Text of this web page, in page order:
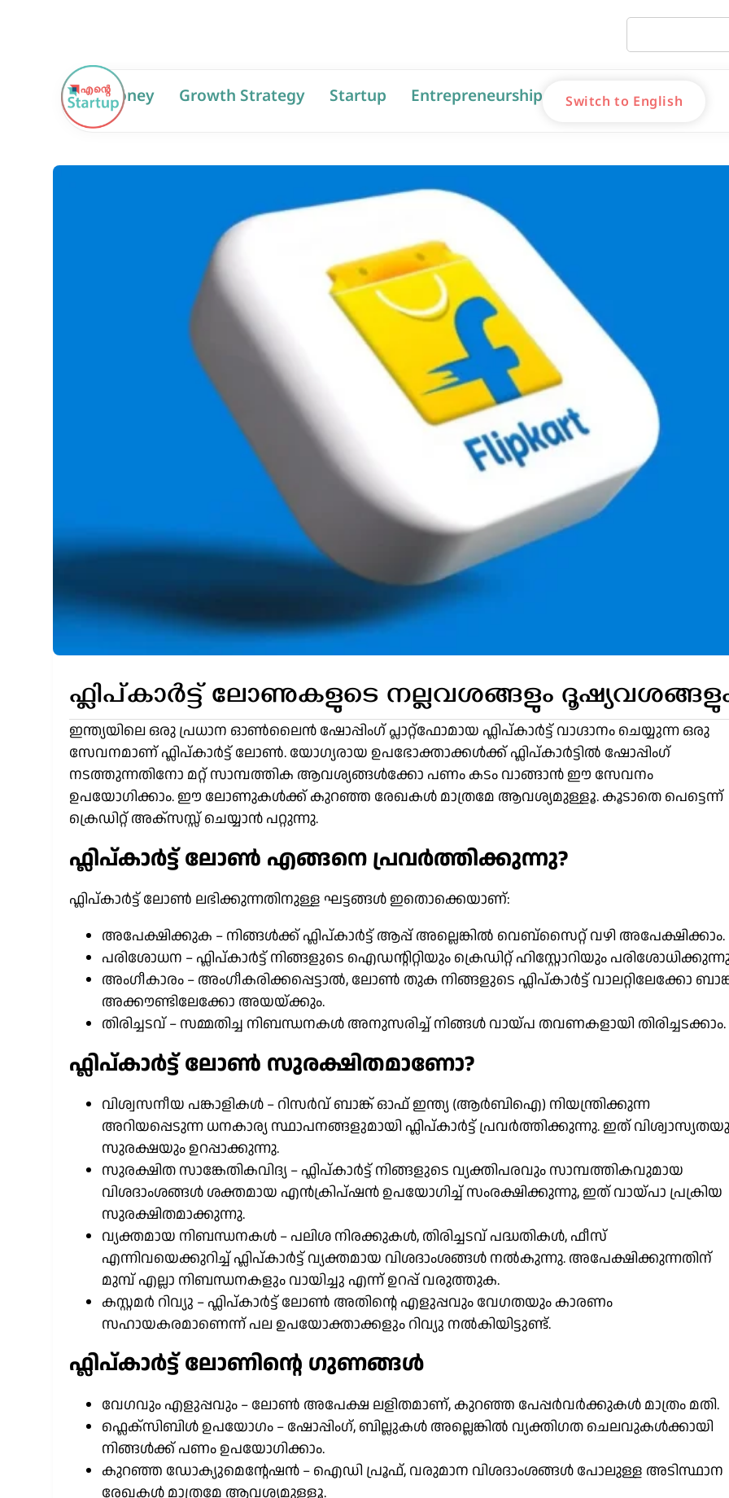
AI Money Growth Strategy Startup Entrepreneurship Switch to English
ഫ്ലിപ്കാർട്ട് ലോണുകളുടെ നല്ലവശങ്ങളും
ഇന്ത്യയിലെ ഒരു പ്രധാന ഓൺലൈൻ ഷോപ്പിംഗ് പ്ലാറ്റ്‌ഫോമായ ഫ്ലിപ്കാർട്ട് വാഗ്ദാനം ചെയ്യുന്ന ഒരു
സേവനമാണ് ഫ്ലിപ്കാർട്ട് ലോൺ. യോഗ്യരായ ഉപഭോക്താക്കൾക്ക് ഫ്ലിപ്കാർട്ടിൽ ഷോപ്പിംഗ്
നടത്തുന്നതിനോ മറ്റ് സാമ്പത്തിക ആവശ്യങ്ങൾക്കോ ​​പണം കടം വാങ്ങാൻ ഈ സേവനം
ഉപയോഗിക്കാം. ഈ ലോണുകൾക്ക് കുറഞ്ഞ രേഖകൾ മാത്രമേ ആവശ്യമുള്ളൂ. കൂടാതെ പെട്ടെന്ന്
ക്രെഡിറ്റ് അക്സസ്സ് ചെയ്യാൻ പറ്റുന്നു.
ഫ്ലിപ്കാർട്ട് ലോൺ എങ്ങനെ പ്രവർത്തിക്കുന്നു?
ഫ്ലിപ്കാർട്ട് ലോൺ ലഭിക്കുന്നതിനുള്ള ഘട്ടങ്ങൾ ഇതൊക്കെയാണ്:
അപേക്ഷിക്കുക – നിങ്ങൾക്ക് ഫ്ലിപ്കാർട്ട് ആപ്പ് അല്ലെങ്കിൽ വെബ്സൈറ്റ് വഴി അപേക്ഷിക്കാം.
പരിശോധന – ഫ്ലിപ്കാർട്ട് നിങ്ങളുടെ ഐഡന്റിറ്റിയും ക്രെഡിറ്റ് ഹിസ്റ്റോറിയും
അംഗീകാരം – അംഗീകരിക്കപ്പെട്ടാൽ, ലോൺ തുക നിങ്ങളുടെ ഫ്ലിപ്കാർട്ട് വാലറ്റിലേക്കോ
അക്കൗണ്ടിലേക്കോ അയയ്ക്കും.
തിരിച്ചടവ് – സമ്മതിച്ച നിബന്ധനകൾ അനുസരിച്ച് നിങ്ങൾ വായ്പ തവണകളായി തിരിച്ചടക്കാം.
ഫ്ലിപ്കാർട്ട് ലോൺ സുരക്ഷിതമാണോ?
വിശ്വസനീയ പങ്കാളികൾ – റിസർവ് ബാങ്ക് ഓഫ് ഇന്ത്യ (ആർ‌ബി‌ഐ) നിയന്ത്രിക്കുന്ന
അറിയപ്പെടുന്ന ധനകാര്യ സ്ഥാപനങ്ങളുമായി ഫ്ലിപ്കാർട്ട് പ്രവർത്തിക്കുന്നു. ഇത്
സുരക്ഷയും ഉറപ്പാക്കുന്നു.
സുരക്ഷിത സാങ്കേതികവിദ്യ – ഫ്ലിപ്കാർട്ട് നിങ്ങളുടെ വ്യക്തിപരവും സാമ്പത്തികവുമായ
വിശദാംശങ്ങൾ ശക്തമായ എൻക്രിപ്ഷൻ ഉപയോഗിച്ച് സംരക്ഷിക്കുന്നു, ഇത് വായ്പാ പ്രക്രിയ
സുരക്ഷിതമാക്കുന്നു.
വ്യക്തമായ നിബന്ധനകൾ – പലിശ നിരക്കുകൾ, തിരിച്ചടവ് പദ്ധതികൾ, ഫീസ്
എന്നിവയെക്കുറിച്ച് ഫ്ലിപ്കാർട്ട് വ്യക്തമായ വിശദാംശങ്ങൾ നൽകുന്നു. അപേക്ഷിക്കുന്നതിന്
മുമ്പ് എല്ലാ നിബന്ധനകളും വായിച്ചു എന്ന് ഉറപ്പ് വരുത്തുക.
കസ്റ്റമർ റിവ്യു – ഫ്ലിപ്കാർട്ട് ലോൺ അതിന്റെ എളുപ്പവും വേഗതയും കാരണം
സഹായകരമാണെന്ന് പല ഉപയോക്താക്കളും റിവ്യു നൽകിയിട്ടുണ്ട്.
ഫ്ലിപ്കാർട്ട് ലോണിന്റെ ഗുണങ്ങൾ
വേഗവും എളുപ്പവും – ലോൺ അപേക്ഷ ലളിതമാണ്, കുറഞ്ഞ പേപ്പർവർക്കുകൾ മാത്രം മതി.
ഫ്ലെക്സിബിൾ ഉപയോഗം – ഷോപ്പിംഗ്, ബില്ലുകൾ അല്ലെങ്കിൽ വ്യക്തിഗത ചെലവുകൾക്കായി
നിങ്ങൾക്ക് പണം ഉപയോഗിക്കാം.
കുറഞ്ഞ ഡോക്യുമെന്റേഷൻ – ഐഡി പ്രൂഫ്, വരുമാന വിശദാംശങ്ങൾ പോലുള്ള അടിസ്ഥാന
രേഖകൾ മാത്രമേ ആവശ്യമുള്ളൂ.